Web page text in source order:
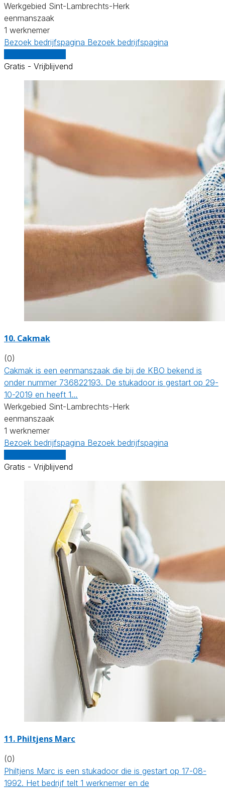
Werkgebied Sint-Lambrechts-Herk
eenmanszaak
1 werknemer
Bezoek bedrijfspagina Bezoek bedrijfspagina
Gratis - Vrijblijvend
10. Cakmak
(0)
Cakmak is een eenmanszaak die bij de KBO bekend is
onder nummer 736822193. De stukadoor is gestart op 29-
10-2019 en heeft 1…
Werkgebied Sint-Lambrechts-Herk
eenmanszaak
1 werknemer
Bezoek bedrijfspagina Bezoek bedrijfspagina
Gratis - Vrijblijvend
11. Philtjens Marc
(0)
Philtjens Marc is een stukadoor die is gestart op 17-08-
1992. Het bedrijf telt 1 werknemer en de